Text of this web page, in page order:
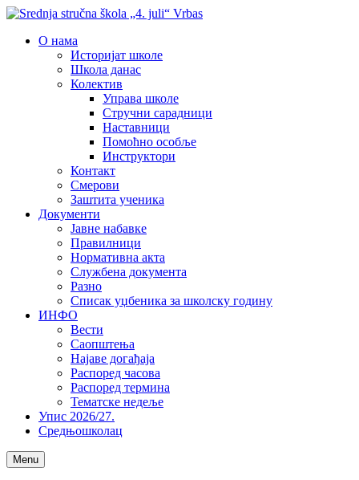
О нама
Историјат школе
Школа данас
Колектив
Управа школе
Стручни сарадници
Наставници
Помоћно особље
Инструктори
Контакт
Смерови
Заштита ученика
Документи
Јавне набавке
Правилници
Нормативна акта
Службена документа
Разно
Списак уџбеника за школску годину
ИНФО
Вести
Саопштења
Најаве догађаја
Распоред часова
Распоред термина
Тематске недеље
Упис 2026/27.
Средњошколац
Menu